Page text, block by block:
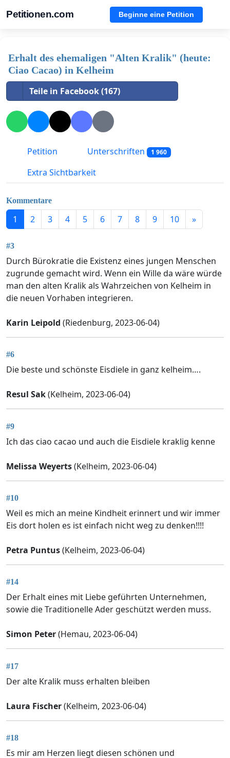
Petitionen.com Beginne eine Petition
Erhalt des ehemaligen "Alten Kralik" (heute:
Ciao Cacao) in Kelheim
Teile in Facebook (167)
Petition Unterschriften 1 960
Extra Sichtbarkeit
Kommentare
1 2 3 4 5 6 7 8 9 10 »
#3
Durch Bürokratie die Existenz eines jungen Menschen
zugrunde gemacht wird. Wenn ein Wille da wäre würde
man den alten Kralik als Wahrzeichen von Kelheim in
die neuen Vorhaben integrieren.
Karin Leipold (Riedenburg, 2023-06-04)
#6
Die beste und schönste Eisdiele in ganz kelheim….
Resul Sak(Kelheim, 2023-06-04)
#9
Ich das ciao cacao und auch die Eisdiele kraklig kenne
Melissa Weyerts(Kelheim, 2023-06-04)
#10
Weil es mich an meine Kindheit erinnert und wir immer
Eis dort holen es ist einfach nicht weg zu denken!!!!
Petra Puntus(Kelheim, 2023-06-04)
#14
Der Erhalt eines mit Liebe geführten Unternehmen,
sowie die Traditionelle Ader geschützt werden muss.
Simon Peter(Hemau, 2023-06-04)
#17
Der alte Kralik muss erhalten bleiben
Laura Fischer(Kelheim, 2023-06-04)
#18
Es mir am Herzen liegt diesen schönen und